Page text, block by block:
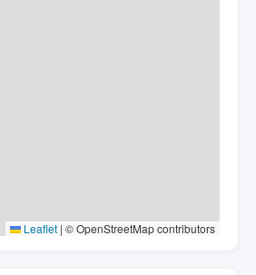
Leaflet | © OpenStreetMap contributors